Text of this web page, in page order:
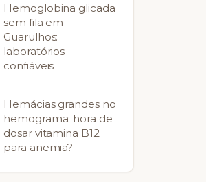
Hemoglobina glicada
sem fila em
Guarulhos:
laboratórios
confiáveis
Hemácias grandes no
hemograma: hora de
dosar vitamina B12
para anemia?